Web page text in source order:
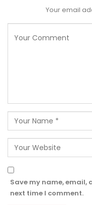
Your email
Save my name, email,
next time I comment.